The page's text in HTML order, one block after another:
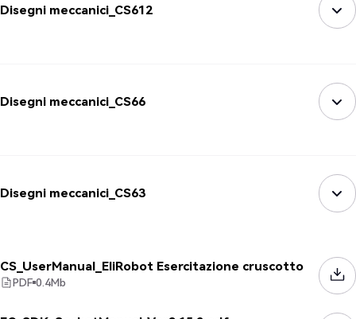
Disegni meccanici_CS612
Disegni meccanici_CS66
Disegni meccanici_CS63
CS_UserManual_EliRobot Esercitazione cruscotto
PDF 0.4Mb